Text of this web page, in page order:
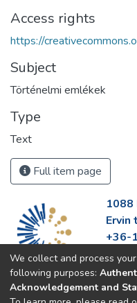
Access rights
https://
Subject
Történelmi emlékek
Type
Text
Full item page
1088
Ervin
+36-
We collect and process
following purposes:
Acknowledgement and